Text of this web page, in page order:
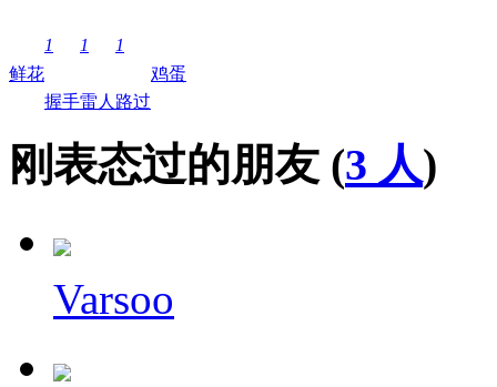
鲜花
1
握手
1
雷人
1
路过
鸡蛋
刚表态过的朋友 (3 人)
Varsoo